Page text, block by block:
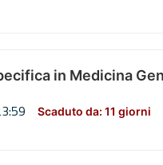
in Medicina
Scaduto da: 11 giorni